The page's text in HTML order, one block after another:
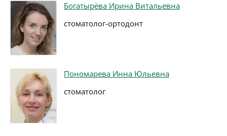
Богатырёва Ирина Витальевна
стоматолог-ортодонт
Пономарева Инна Юльевна
стоматолог